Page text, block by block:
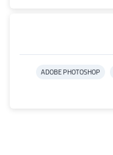
ADOBE PHOTOSHOP